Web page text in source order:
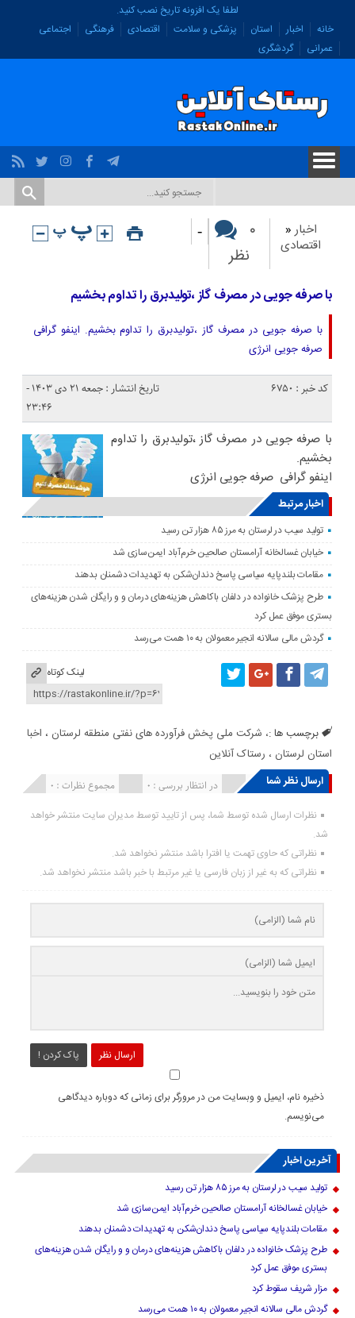
لطفا یک افزونه تاریخ نصب کنید.
خانه
اخبار استان پزشکی و سلامت اقتصادی فرهنگی
اجتماعی
عمرانی
گردشگری
اخبار«
اقتصادی
۰
نظر
-
با صرفه جویی در مصرف گاز ،تولیدبرق را تداوم بخشیم
با صرفه جویی در مصرف گاز ،تولیدبرق را تداوم بخشیم. اینفو گرافی
صرفه جویی انرژی
کد خبر : 6750
تاریخ انتشار : جمعه ۲۱ دی ۱۴۰۳ -
۲۳:۴۶
با صرفه جویی در مصرف گاز ،تولیدبرق را تداوم
بخشیم.
اینفو گرافی صرفه جویی انرژی
اخبار مرتبط
تولید سیب در لرستان به مرز ۸۵ هزار تن رسید
خیابان غسالخانه آرامستان صالحین خرم‌آباد ایمن‌سازی شد
مقامات بلندپایه سیاسی پاسخ دندان‌شکن به تهدیدات دشمنان بدهند
طرح پزشک خانواده در دلفان باکاهش هزینه‌های درمان و و رایگان شدن هزینه‌های
بستری موفق عمل کرد
گردش مالی سالانه انجیر معمولان به ۱۰ همت می‌رسد
لینک کوتاه
برچسب ها :، شرکت ملی پخش فرآورده های نفتی منطقه لرستان ، اخبا
استان لرستان ، رستاک آنلاین
ارسال نظر شما
مجموع نظرات : 0 در انتظار بررسی : 0 انتشار یافته : ۰
نظرات ارسال شده توسط شما، پس از تایید توسط مدیران سایت منتشر خواهد
شد.
نظراتی که حاوی تهمت یا افترا باشد منتشر نخواهد شد.
نظراتی که به غیر از زبان فارسی یا غیر مرتبط با خبر باشد منتشر نخواهد شد.
ارسال نظر پاک کردن !
ذخیره نام، ایمیل و وبسایت من در مرورگر برای زمانی که دوباره دیدگاهی
می‌نویسم.
آخرین اخبار
تولید سیب در لرستان به مرز ۸۵ هزار تن رسید
خیابان غسالخانه آرامستان صالحین خرم‌آباد ایمن‌سازی شد
مقامات بلندپایه سیاسی پاسخ دندان‌شکن به تهدیدات دشمنان بدهند
طرح پزشک خانواده در دلفان باکاهش هزینه‌های درمان و و رایگان شدن هزینه‌های
بستری موفق عمل کرد
مزار شریف سقوط کرد
گردش مالی سالانه انجیر معمولان به ۱۰ همت می‌رسد